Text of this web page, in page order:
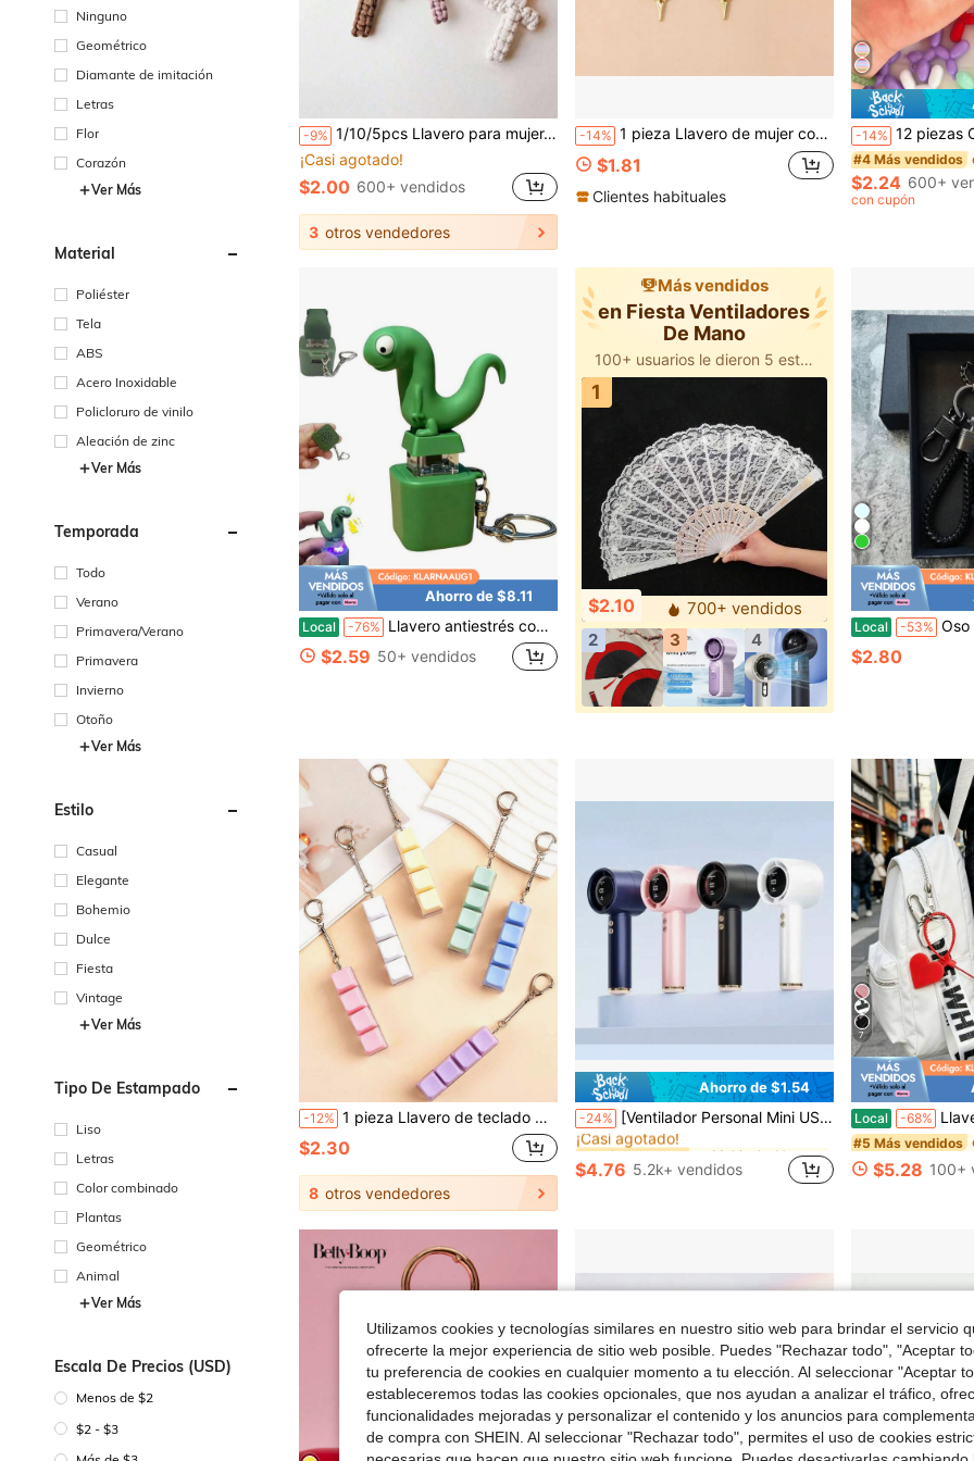
Ninguno
Geométrico
Diamante de imitación
Letras
Flor
Corazón
Ver Más
Material
Poliéster
Tela
ABS
Acero Inoxidable
Policloruro de vinilo
Aleación de zinc
Ver Más
Temporada
Todo
Verano
Primavera/Verano
Primavera
Invierno
Otoño
Ver Más
Estilo
Casual
Elegante
Bohemio
Dulce
Fiesta
Vintage
Ver Más
Tipo De Estampado
Liso
Letras
Color combinado
Plantas
Geométrico
Animal
Ver Más
Escala De Precios (USD)
Menos de $2
$2 - $3
-9% 1/10/5pcs Llavero para mujer, regalo de vuelta al colegio, regalo para parejas, regalo de cumpleaños, regalo de boda, regalo festivo, recuerdo de fiesta, recuerdo de evento, regalo para amigos. Accesorio para bolso, accesorio para coche, regalo creativo para profesor/hermana. Día de San Valentín: 1 pieza Llavero de cruz tejido a mano, llavero de Jesús, llavero cristiano para coche, accesorio para bolso, anillo de llavero de cruz suave, decoración bohemia, adecuado para hombres y mujeres, decoración festiva, regalo de cumpleaños.
¡Casi agotado!
$2.00 600+ vendidos
3 otros vendedores
-14% 1 pieza Llavero de mujer con estrella de diamante de imitación y cruz de aleación, estilo INS, dije de bolso con estrella de cuatro puntas de lujo, accesorio de bolso versátil y delicado
$1.81
Clientes habituales
-14% 12 piezas Colgantes de Perro de Globo de Dibujos Animados DIY,
#4 Más vendidos
$2.24 600+
con cupón
Ahorro de $8.11
Local -76% Llavero antiestrés con botón de sonido de lagarto - Juguete para aliviar la ansiedad para adultos y niños, accesorio de escritorio para el estrés laboral, lindo llavero para apretar para mujeres y hombres
$2.59 50+ vendidos
Más vendidos
en Fiesta Ventiladores
De Mano
100+ usuarios le dieron 5 estrellas
1
$2.10
700+ vendidos
2
3 4
Local -53% Oso mecánico azul +
$2.80
-12% 1 pieza Llavero de teclado minimalista y colorido, llavero de cubo de teclado de 4 teclas para alivio del estrés, colgante de cadena de llaves de coche, llavero de juguete fidget con forma de teclado para adultos, llavero de anillo de presión para enfoque, relajación y alivio del estrés, regalo de cumpleaños, novio, fiesta y vacaciones
$2.30
8 otros vendedores
Ahorro de $1.54
-24% [Ventilador Personal Mini USB Ajustable] Ventilador Turbo Portátil Recargable - 100 Velocidades Ajustables, Ventilador Portátil Perfecto para Playa, Interior y Exterior
#1 Más vendidos en Multicolor Ventiladores De Mano
¡Casi agotado!
#1 Más vendidos
¡Casi agotado!
#1 Más vendidos
¡Casi agotado!
#1 Más vendidos en Multicolor Ventiladores De Mano
$4.76 5.2k+ vendidos
7
Local -68% Llavero de moda,
#5 Más vendidos
$5.28 100+
Utilizamos cookies y tecnologías similares en nuestro sitio web para brindar el servicio
ofrecerte la mejor experiencia de sitio web posible. Puedes "Rechazar todo", "Aceptar
tu preferencia de cookies en cualquier momento a tu elección. Al seleccionar "Aceptar
estableceremos todas las cookies opcionales, que nos ayudan a analizar el tráfico,
funcionalidades mejoradas y personalizar el contenido y los anuncios para
de compra con SHEIN. Al seleccionar "Rechazar todo", permites el uso de cookies